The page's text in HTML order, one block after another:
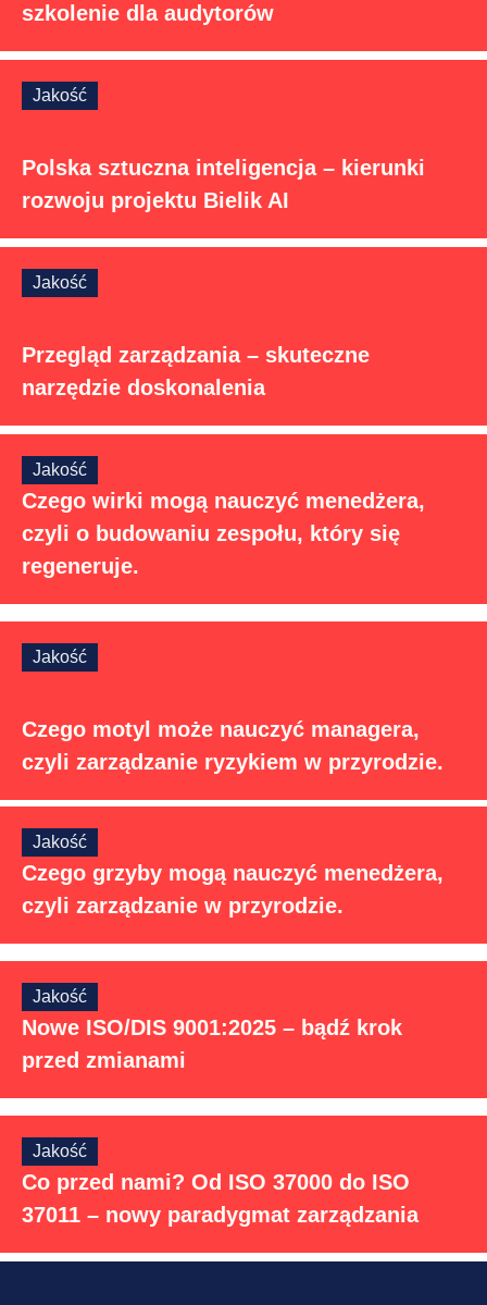
szkolenie dla audytorów
Jakość
Polska sztuczna inteligencja – kierunki
rozwoju projektu Bielik AI
Jakość
Przegląd zarządzania – skuteczne
narzędzie doskonalenia
Jakość
Czego wirki mogą nauczyć menedżera,
czyli o budowaniu zespołu, który się
regeneruje.
Jakość
Czego motyl może nauczyć managera,
czyli zarządzanie ryzykiem w przyrodzie.
Jakość
Czego grzyby mogą nauczyć menedżera,
czyli zarządzanie w przyrodzie.
Jakość
Nowe ISO/DIS 9001:2025 – bądź krok
przed zmianami
Jakość
Co przed nami? Od ISO 37000 do ISO
37011 – nowy paradygmat zarządzania